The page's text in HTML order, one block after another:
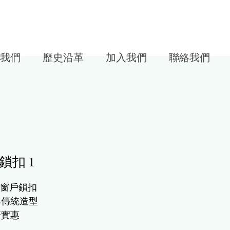
們 歷史沿革 加入我們 聯絡我們
扣 1
戶鎖扣
統造型
惠